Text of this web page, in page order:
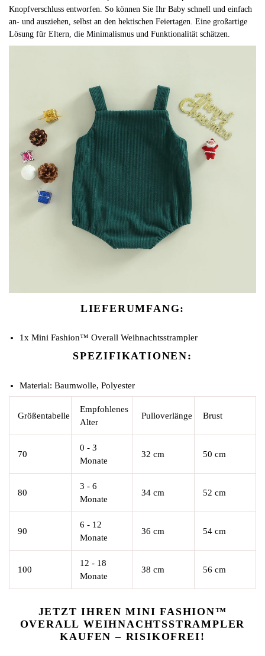
Knopfverschluss entworfen. So können Sie Ihr Baby schnell und einfach
an- und ausziehen, selbst an den hektischen Feiertagen. Eine großartige
Lösung für Eltern, die Minimalismus und Funktionalität schätzen.
LIEFERUMFANG:
1x Mini Fashion™ Overall Weihnachtsstrampler
SPEZIFIKATIONEN:
Material: Baumwolle, Polyester
Größentabelle
Empfohlenes
Alter
Pulloverlänge Brust
70
0 - 3
Monate
32 cm 50 cm
80
3 - 6
Monate
34 cm 52 cm
90
6 - 12
Monate
36 cm 54 cm
100
12 - 18
Monate
38 cm 56 cm
JETZT IHREN MINI FASHION™
OVERALL WEIHNACHTSSTRAMPLER
KAUFEN – RISIKOFREI!